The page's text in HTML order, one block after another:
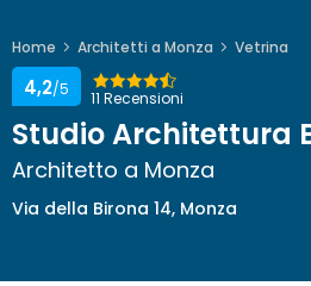
Home Architetti a Monza Vetrina
11 Recensioni
4,2/5
Studio Architettura
Architetto a Monza
Via della Birona 14, Monza